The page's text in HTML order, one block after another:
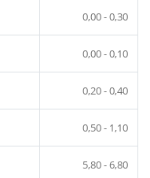
0,00 - 0,30
0,00 - 0,10
0,20 - 0,40
0,50 - 1,10
5,80 - 6,80